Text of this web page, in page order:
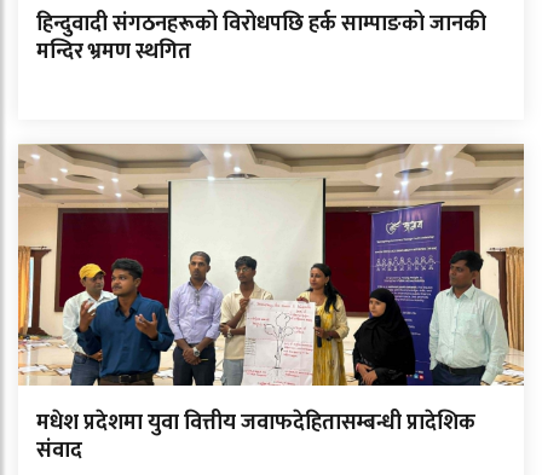
हिन्दुवादी संगठनहरूको विरोधपछि हर्क साम्पाङको जानकी
मन्दिर भ्रमण स्थगित
मधेश प्रदेशमा युवा वित्तीय जवाफदेहितासम्बन्धी प्रादेशिक
संवाद